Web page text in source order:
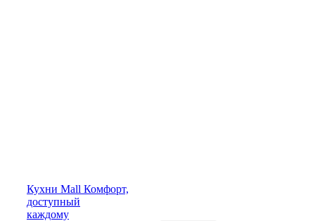
Кухни Mall Комфорт,
доступный
каждому